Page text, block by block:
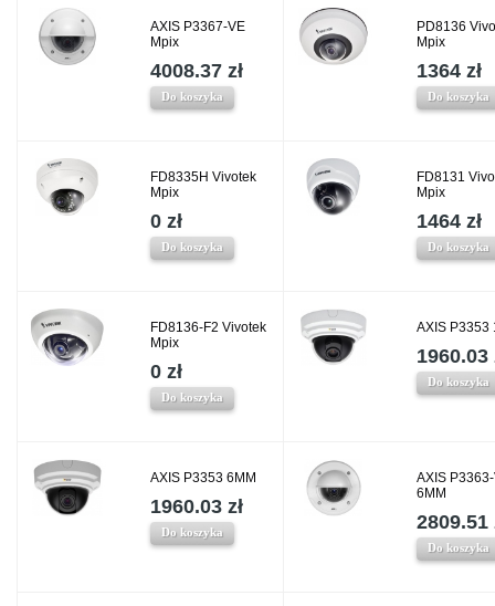
AXIS P3367-VE
Mpix
4008.37 zł
Do koszyka
PD8136
Mpix
1364 zł
Do koszyka
FD8335H Vivotek
Mpix
0 zł
Do koszyka
FD8131
Mpix
1464 zł
Do koszyka
FD8136-F2 Vivotek
Mpix
0 zł
Do koszyka
AXIS P3353
1960.03
Do koszyka
AXIS P3353 6MM
1960.03 zł
Do koszyka
AXIS
6MM
2809.51
Do koszyka